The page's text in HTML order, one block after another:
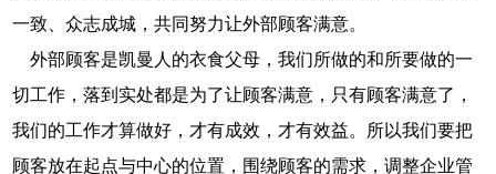
一致、众志成城，共同努力让外部顾客满意。
外部顾客是凯曼人的衣食父母，我们所做的和所要做的一
切工作，落到实处都是为了让顾客满意，只有顾客满意了，
我们的工作才算做好，才有成效，才有效益。所以我们要把
顾客放在起点与中心的位置，围绕顾客的需求，调整企业管